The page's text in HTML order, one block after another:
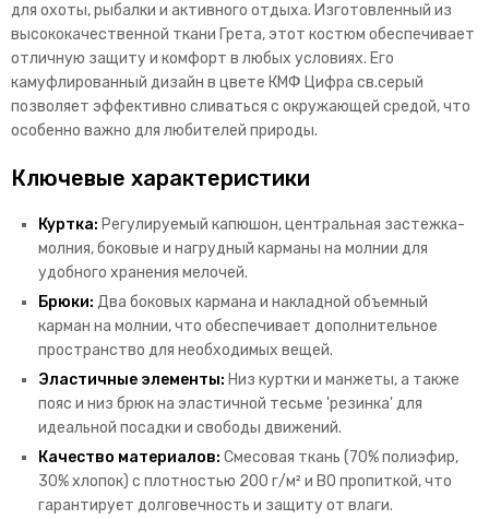
для охоты, рыбалки и активного отдыха. Изготовленный из
высококачественной ткани Грета, этот костюм обеспечивает
отличную защиту и комфорт в любых условиях. Его
камуфлированный дизайн в цвете КМФ Цифра св.серый
позволяет эффективно сливаться с окружающей средой, что
особенно важно для любителей природы.
Ключевые характеристики
Куртка: Регулируемый капюшон, центральная застежка-
молния, боковые и нагрудный карманы на молнии для
удобного хранения мелочей.
Брюки: Два боковых кармана и накладной объемный
карман на молнии, что обеспечивает дополнительное
пространство для необходимых вещей.
Эластичные элементы: Низ куртки и манжеты, а также
пояс и низ брюк на эластичной тесьме 'резинка' для
идеальной посадки и свободы движений.
Качество материалов: Смесовая ткань (70% полиэфир,
30% хлопок) с плотностью 200 г/м² и ВО пропиткой, что
гарантирует долговечность и защиту от влаги.